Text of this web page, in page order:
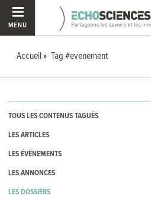
MENU
Accueil Tag #evenement
TOUS LES CONTENUS TAGUÉS
LES ARTICLES
LES ÉVÉNEMENTS
LES ANNONCES
LES DOSSIERS